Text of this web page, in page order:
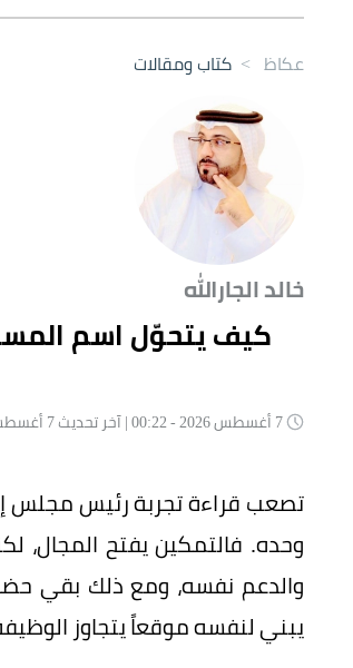
عكاظ > كتاب ومقالات
خالد الجارالله
كيف يتحوّل اسم
تصعب قراءة تجربة رئيس مجلس
وحده. فالتمكين يفتح المجال،
والدعم نفسه، ومع ذلك بقي
يبني لنفسه موقعاً يتجاوز الوظيفة